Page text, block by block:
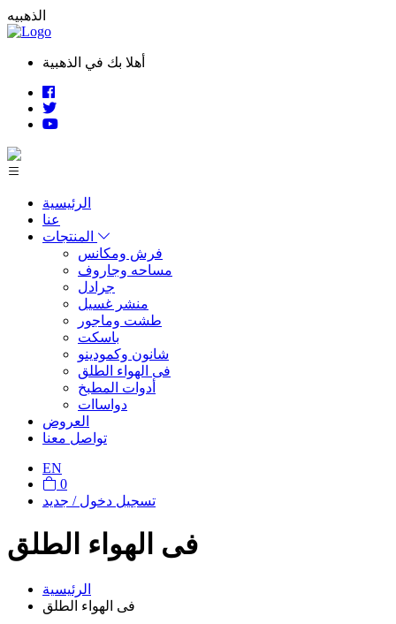
الذهبيه
أهلا بك في الذهبية
الرئيسية
عنا
فرش ومكانس
مساحه وجاروف
جرادل
منشر غسيل
طشت وماجور
باسكت
شانون وكمودينو
فى الهواء الطلق
أدوات المطبخ
دواساات
العروض
تواصل معنا
EN
0
تسجيل دخول / جديد
فى الهواء الطلق
الرئيسية
فى الهواء الطلق